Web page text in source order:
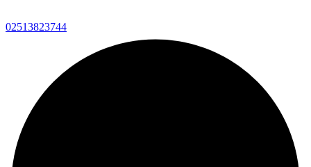
02513823744